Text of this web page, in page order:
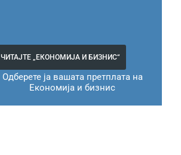
ЧИТАЈТЕ „ЕКОНОМИЈА И БИЗНИС“
Одберете ја вашата претплата на
Економија и бизнис